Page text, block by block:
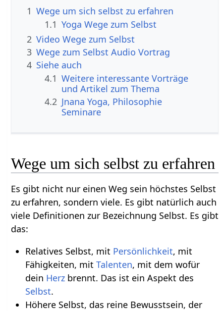
1 Wege um sich selbst zu erfahren
1.1 Yoga Wege zum Selbst
2 Video Wege zum Selbst
3 Wege zum Selbst Audio Vortrag
4 Siehe auch
4.1 Weitere interessante Vorträge
und Artikel zum Thema
4.2 Jnana Yoga, Philosophie
Seminare
Wege um sich selbst zu erfahren
Es gibt nicht nur einen Weg sein höchstes Selbst
zu erfahren, sondern viele. Es gibt natürlich auch
viele Definitionen zur Bezeichnung Selbst. Es gibt
das:
Relatives Selbst, mit Persönlichkeit, mit
Fähigkeiten, mit Talenten, mit dem wofür
dein Herzbrennt. Das ist ein Aspekt des
Selbst.
Höhere Selbst, das reine Bewusstsein, der